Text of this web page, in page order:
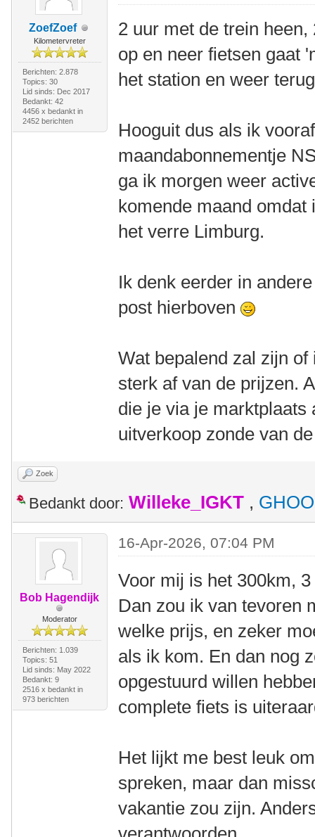
ZoefZoef
Kilometervreter
Berichten: 2.878
Topics: 30
Lid sinds: Dec 2017
Bedankt: 42
4456 x bedankt in
2452 berichten
2 uur met de trein
op en neer fietsen gaat
het station en weer
Hooguit dus als ik
maandabonnementje
ga ik morgen weer
komende maand
het verre Limburg.
Ik denk eerder in
post hierboven
Wat bepalend zal zijn
sterk af van de prijzen.
die je via je marktplaats
uitverkoop zonde van
Zoek
Bedankt door: Willeke_IGKT ,
Bob Hagendijk
Moderator
Berichten: 1.039
Topics: 51
Lid sinds: May 2022
Bedankt: 9
2516 x bedankt in
973 berichten
16-Apr-2026, 07:04 PM
Voor mij is het 300km,
Dan zou ik van tevoren
welke prijs, en zeker
als ik kom. En dan nog
opgestuurd willen
complete fiets is
Het lijkt me best leuk
spreken, maar dan
vakantie zou zijn.